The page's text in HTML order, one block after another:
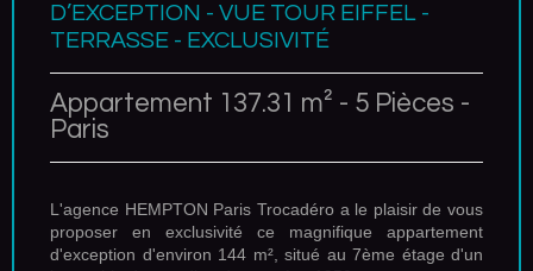
D’EXCEPTION - VUE TOUR EIFFEL -
TERRASSE - EXCLUSIVITÉ
Appartement 137.31 m² - 5 Pièces -
Paris
L'agence HEMPTON Paris Trocadéro a le plaisir de vous
proposer en exclusivité ce magnifique appartement
d'exception d'environ 144 m², situé au 7ème étage d'un